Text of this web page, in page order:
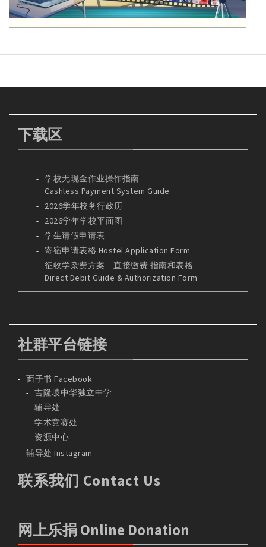
下载区
学校无现金作业操作指南
Cashless Payment System Guide
2026学年校务行政历
2026学年学校平面图
学生请假申请表
寄宿申请表格 Hostel Application Form
征收学杂费方案 – 直接缴费 指南和表格
Direct Debit Guide & Authorization Form
社群平台链接
面子书 Facebook
吉隆坡中华独立中学
辅导处
学术竞赛处
资源中心
辅导处 Instagram
联系我们 Contact Us
网上乐捐 Online Donation